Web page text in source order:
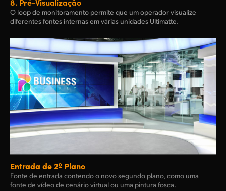
O loop de monitoramento permite que um operador visualize
diferentes fontes internas em várias unidades Ultimatte.
Entrada de 2º Plano
Fonte de entrada contendo o novo segundo plano, como uma
fonte de vídeo de cenário virtual ou uma pintura fosca.